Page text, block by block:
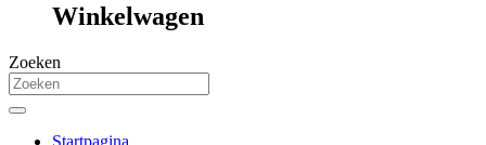
Winkelwagen
Zoeken
Startpagina